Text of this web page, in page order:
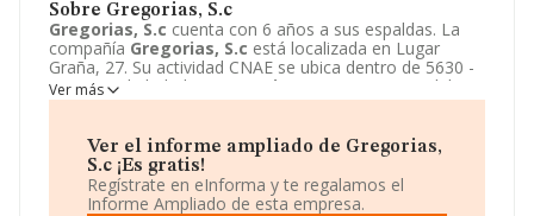
Sobre Gregorias, S.c
Gregorias, S.c cuenta con 6 años a sus espaldas. La
compañía Gregorias, S.c está localizada en Lugar
Graña, 27. Su actividad CNAE se ubica dentro de 5630 -
Servicios de bebidas.
Gregorias, S.c
tiene un modelo
de sociedad Sociedad civil.
Ver más
Ver el informe ampliado de Gregorias,
S.c ¡Es gratis!
Regístrate en eInforma y te regalamos el
Informe Ampliado de esta empresa.